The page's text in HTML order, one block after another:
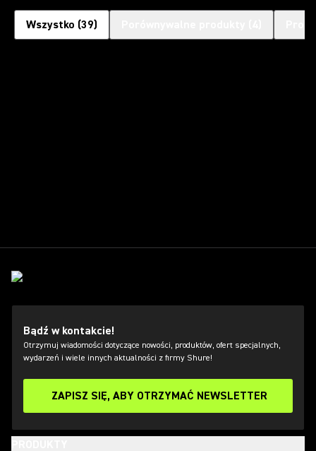
Wszystko (39)
Bądź w kontakcie!
Otrzymuj wiadomości dotyczące nowości, produktów, ofert specjalnych,
wydarzeń i wiele innych aktualności z firmy Shure!
ZAPISZ SIĘ, ABY OTRZYMAĆ NEWSLETTER